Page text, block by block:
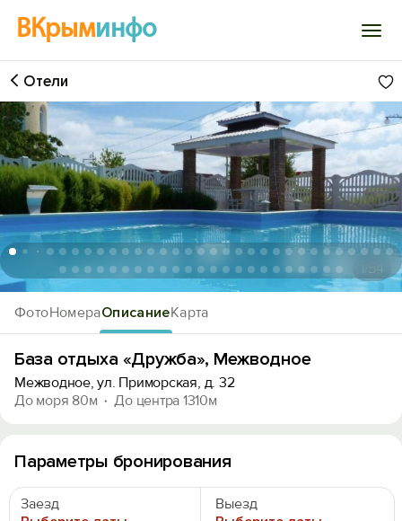
ВКрыминфо
Войти
Избранное
История просмотра
Добавить свой объект
ФотоНомераОписаниеКарта
Отели
1/54
База отдыха «Дружба», Межводное
Межводное, ул. Приморская, д. 32
До моря 80м
До центра 1310м
Параметры бронирования
Заезд
Выезд